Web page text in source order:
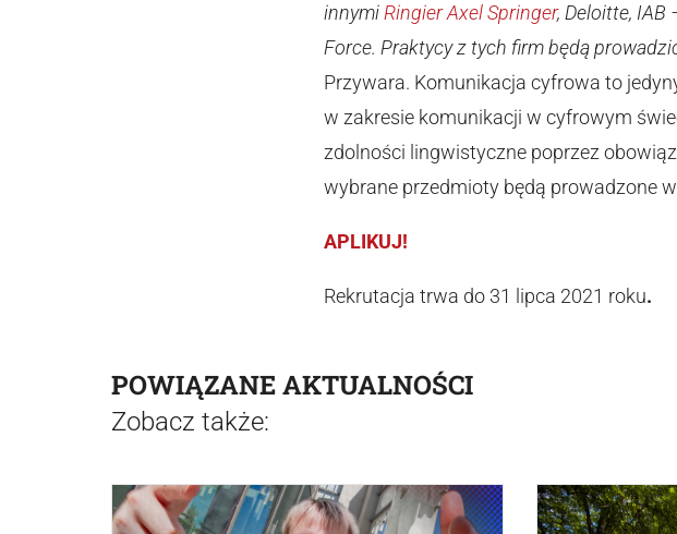
innymiRingier Axel Springer, Deloitte, IAB
Force. Praktycy z tych firm będą
Przywara. Komunikacja cyfrowa to
w zakresie komunikacji w cyfrowym
zdolności lingwistyczne poprzez
wybrane przedmioty będą prowadzone
APLIKUJ!
Rekrutacja trwa do 31 lipca 2021 roku.
POWIĄZANE AKTUALNOŚCI
Zobacz także: